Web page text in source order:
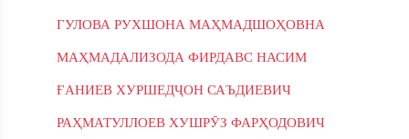
ГУЛОВА РУХШОНА МАҲМАДШОҲОВНА
МАҲМАДАЛИЗОДА ФИРДАВС НАСИМ
ҒАНИЕВ ХУРШЕДҶОН САЪДИЕВИЧ
РАҲМАТУЛЛОЕВ ХУШРӮЗ ФАРҲОДОВИЧ